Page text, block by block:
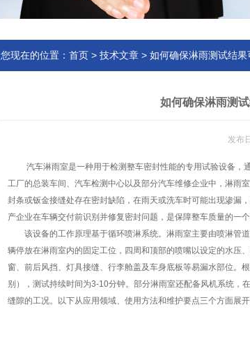
您现在的位置： 首页 > 技术文章 > 如何确保淋雨测试结
如何确保淋雨测
发布
汽车淋雨室是一种用于检测整车密封性能的专用试验设备，
工厂的总装车间、汽车检测中心以及部分汽车维修企业中，淋雨
封条或钣金接缝处存在密封缺陷，在雨天或洗车时可能出现渗漏
产企业在车辆交付前识别并修复密封问题，是保障整车质量的一个
该设备的工作原理基于循环喷淋系统。淋雨室主要由喷淋管道
辆停放在淋雨室内的固定工位，四周和顶部的喷嘴以设定的水压
窗、前后风挡、灯具接缝、行李舱盖及车身底板等易漏水部位。
别），测试持续时间为3-10分钟。部分淋雨室还配备风机系统，
缝隙的工况。以下从应用领域、使用方法和维护要点三个方面展开